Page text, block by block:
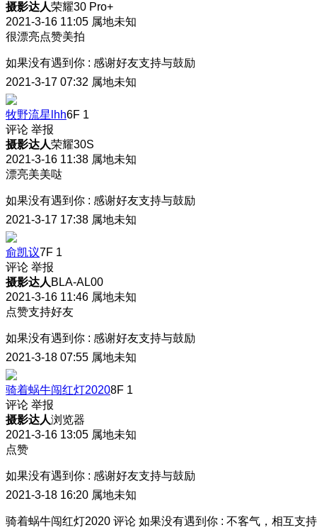
摄影达人荣耀30 Pro+
2021-3-16 11:05 属地未知
很漂亮点赞美拍
如果没有遇到你 : 感谢好友支持与鼓励
2021-3-17 07:32 属地未知
牧野流星lhh6F 1
评论 举报
摄影达人荣耀30S
2021-3-16 11:38 属地未知
漂亮美美哒
如果没有遇到你 : 感谢好友支持与鼓励
2021-3-17 17:38 属地未知
俞凯议7F 1
评论 举报
摄影达人 BLA-AL00
2021-3-16 11:46 属地未知
点赞支持好友
如果没有遇到你 : 感谢好友支持与鼓励
2021-3-18 07:55 属地未知
骑着蜗牛闯红灯20208F 1
评论 举报
摄影达人浏览器
2021-3-16 13:05 属地未知
点赞
如果没有遇到你 : 感谢好友支持与鼓励
2021-3-18 16:20 属地未知
骑着蜗牛闯红灯2020 评论 如果没有遇到你 : 不客气，相互支持